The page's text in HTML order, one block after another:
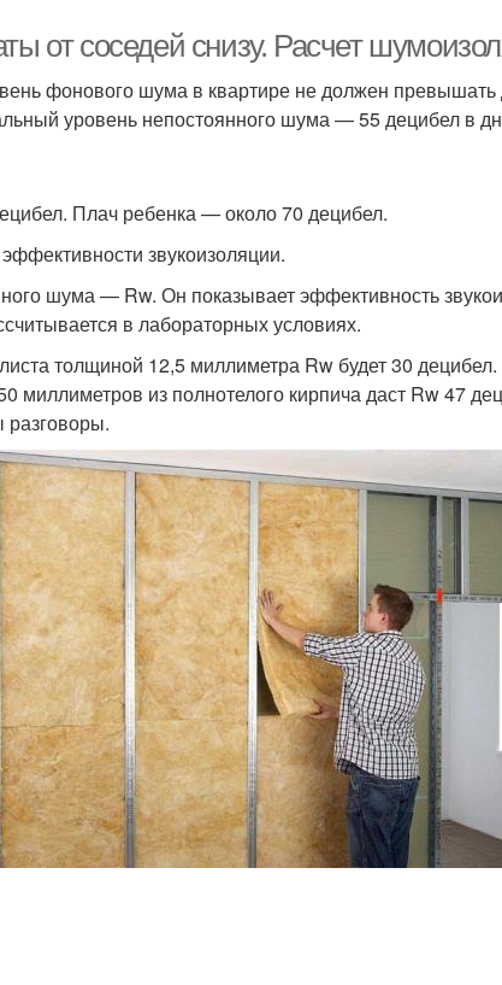
от соседей снизу. Расчет
фонового шума в квартире не должен
уровень непостоянного шума — 55 децибел в
Плач ребенка — около 70 децибел.
звукоизоляции.
шума — Rw. Он показывает эффективность
в лабораторных условиях.
толщиной 12,5 миллиметра Rw будет 30
миллиметров из полнотелого кирпича даст Rw 47
разговоры.